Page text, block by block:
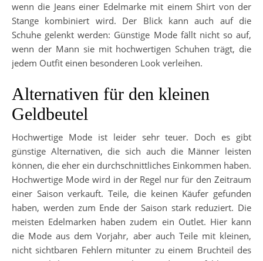
wenn die Jeans einer Edelmarke mit einem Shirt von der
Stange kombiniert wird. Der Blick kann auch auf die
Schuhe gelenkt werden: Günstige Mode fällt nicht so auf,
wenn der Mann sie mit hochwertigen Schuhen trägt, die
jedem Outfit einen besonderen Look verleihen.
Alternativen für den kleinen
Geldbeutel
Hochwertige Mode ist leider sehr teuer. Doch es gibt
günstige Alternativen, die sich auch die Männer leisten
können, die eher ein durchschnittliches Einkommen haben.
Hochwertige Mode wird in der Regel nur für den Zeitraum
einer Saison verkauft. Teile, die keinen Käufer gefunden
haben, werden zum Ende der Saison stark reduziert. Die
meisten Edelmarken haben zudem ein Outlet. Hier kann
die Mode aus dem Vorjahr, aber auch Teile mit kleinen,
nicht sichtbaren Fehlern mitunter zu einem Bruchteil des